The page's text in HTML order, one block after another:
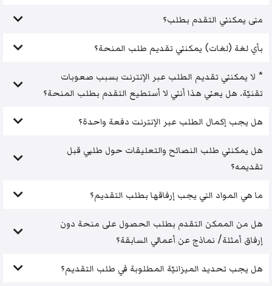
متى يمكنني التقدم بطلب؟
بأي لغة (لغات) يمكنني تقديم طلب المنحة؟
* لا يمكنني تقديم الطلب عبر الإنترنت بسبب صعوبات
تقنيّة. هل يعني هذا أنني لا أستطيع التقدم بطلب المنحة؟
هل يجب إكمال الطلب عبر الإنترنت دفعة واحدة؟
هل يمكنني طلب النصائح والتعليقات حول طلبي قبل
تقديمه؟
ما هي المواد التي يجب إرفاقها بطلب التقديم؟
هل من الممكن التقدم بطلب الحصول على منحة دون
إرفاق أمثلة/ نماذج عن أعمالي السابقة؟
هل يجب تحديد الميزانيّة المطلوبة في طلب التقديم؟